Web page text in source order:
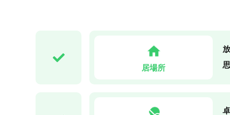
居場所